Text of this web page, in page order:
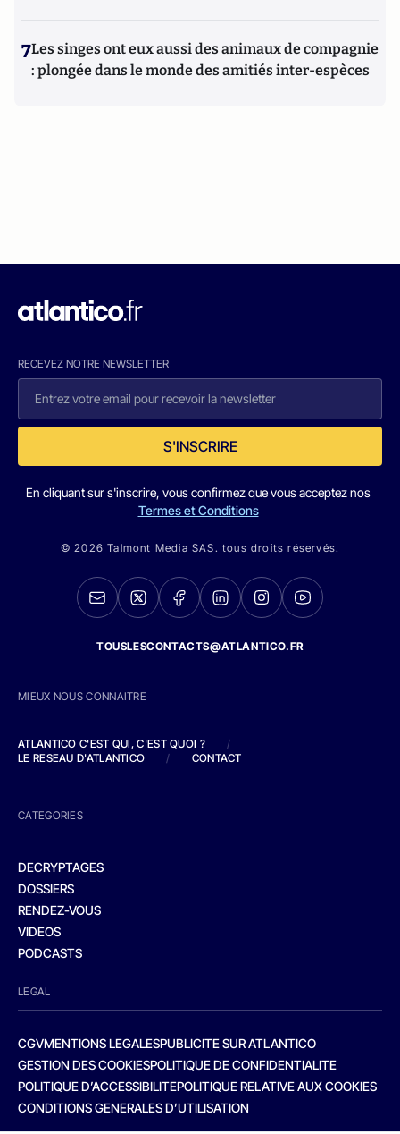
7Les singes ont eux aussi des animaux de compagnie
: plongée dans le monde des amitiés inter-espèces
RECEVEZ NOTRE NEWSLETTER
S'INSCRIRE
En cliquant sur s'inscrire, vous confirmez que vous acceptez nos
Termes et Conditions
© 2026 Talmont Media SAS. tous droits réservés.
TOUSLESCONTACTS@ATLANTICO.FR
MIEUX NOUS CONNAITRE
ATLANTICO C'EST QUI, C'EST QUOI ?
/
LE RESEAU D'ATLANTICO
/ CONTACT
CATEGORIES
DECRYPTAGES
DOSSIERS
RENDEZ-VOUS
VIDEOS
PODCASTS
LEGAL
CGVMENTIONS LEGALESPUBLICITE SUR ATLANTICO
GESTION DES COOKIESPOLITIQUE DE CONFIDENTIALITE
POLITIQUE D’ACCESSIBILITEPOLITIQUE RELATIVE AUX COOKIES
CONDITIONS GENERALES D’UTILISATION